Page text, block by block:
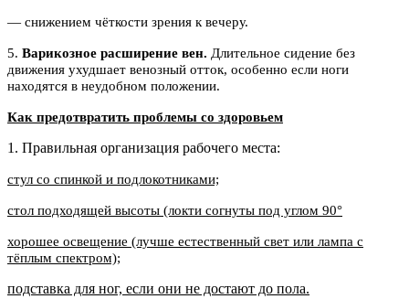
— снижением чёткости зрения к вечеру.
5. Варикозное расширение вен. Длительное сидение без
движения ухудшает венозный отток, особенно если ноги
находятся в неудобном положении.
Как предотвратить проблемы со здоровьем
1. Правильная организация рабочего места:
стул со спинкой и подлокотниками;
стол подходящей высоты (локти согнуты под углом 90°
хорошее освещение (лучше естественный свет или лампа с
тёплым спектром);
подставка для ног, если они не достают до пола.